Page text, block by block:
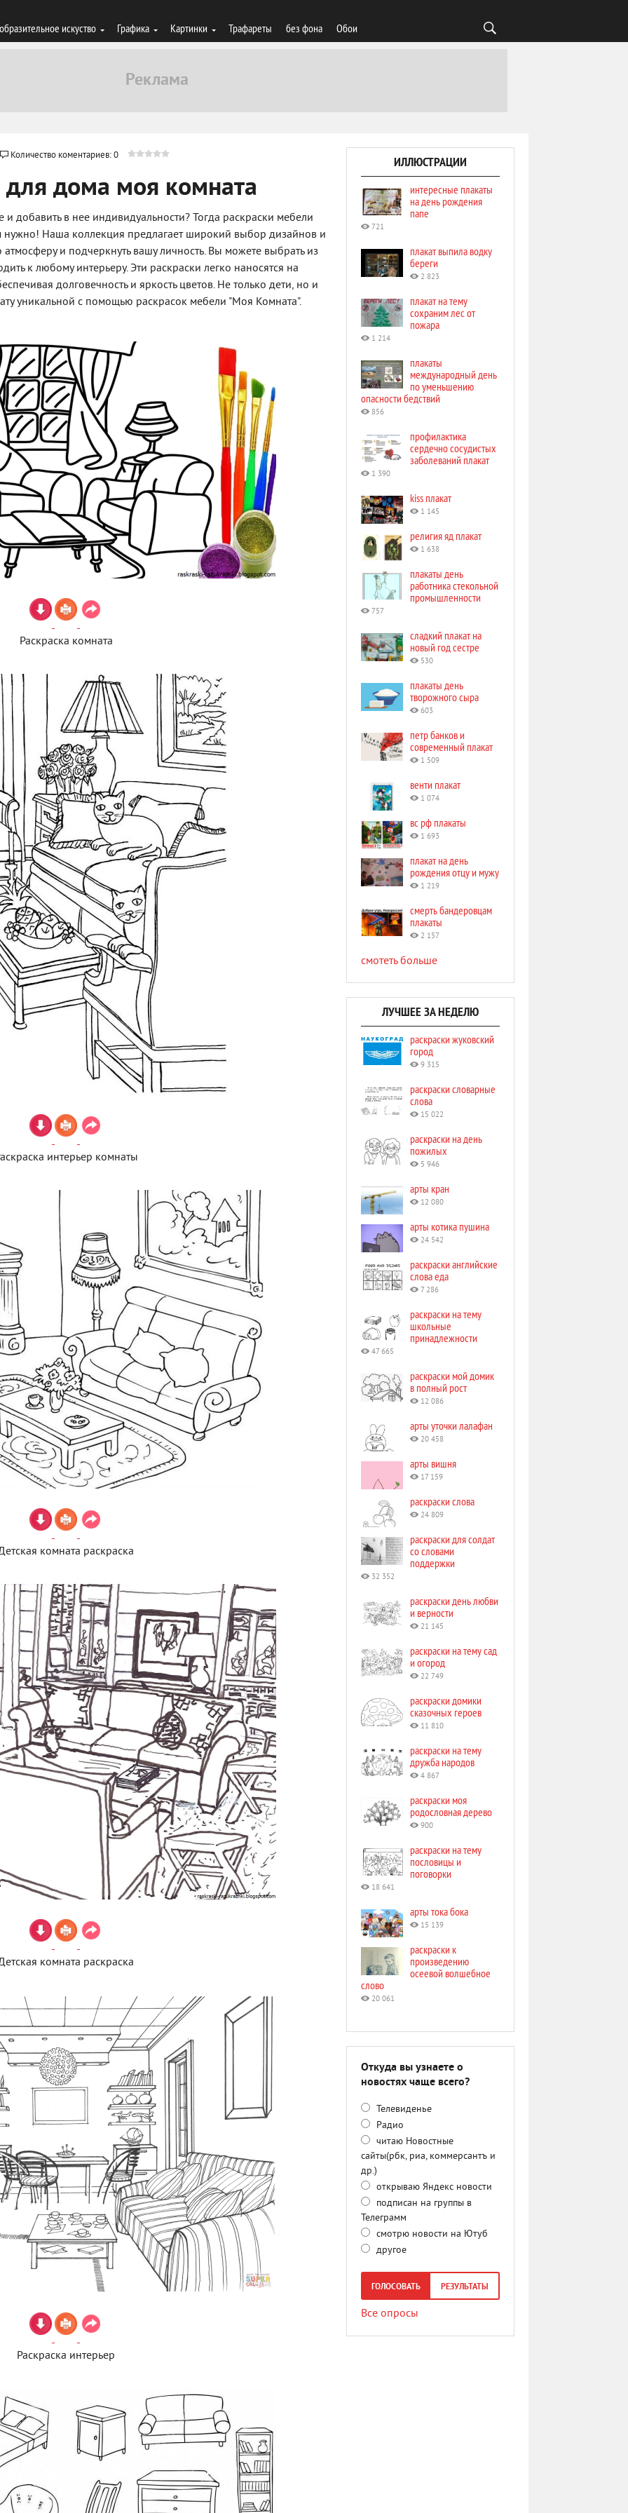
искуство Графика Картинки Трафареты без фона Обои
Количество коментариев: 0
для дома моя комната
добавить в нее индивидуальности? Тогда раскраски мебели
нужно! Наша коллекция предлагает широкий выбор дизайнов и
и подчеркнуть вашу личность. Вы можете выбрать из
к любому интерьеру. Эти раскраски легко наносятся на
долговечность и яркость цветов. Не только дети, но и
уникальной с помощью раскрасок мебели "Моя Комната".
Раскраска комната
интерьер комнаты
комната раскраска
комната раскраска
Раскраска интерьер
ИЛЛЮСТРАЦИИ
интересные плакаты
на день рождения
папе
721
плакат выпила водку
береги
2 823
плакат на тему
сохраним лес от
пожара
1 214
плакаты
международный день
по уменьшению
опасности бедствий
856
профилактика
сердечно сосудистых
заболеваний плакат
1 390
kiss плакат
1 145
религия яд плакат
1 638
плакаты день
работника стекольной
промышленности
757
сладкий плакат на
новый год сестре
530
плакаты день
творожного сыра
603
петр банков и
современный плакат
1 509
венти плакат
1 074
вс рф плакаты
1 693
плакат на день
рождения отцу и мужу
1 219
смерть бандеровцам
плакаты
2 157
смотеть больше
ЛУЧШЕЕ ЗА НЕДЕЛЮ
раскраски жуковский
город
9 315
раскраски словарные
слова
15 022
раскраски на день
пожилых
5 946
арты кран
12 080
арты котика пушина
24 542
раскраски английские
слова еда
7 286
раскраски на тему
школьные
принадлежности
47 665
раскраски мой домик
в полный рост
12 086
арты уточки лалафан
20 458
арты вишня
17 159
раскраски слова
24 809
раскраски для солдат
со словами
поддержки
32 352
раскраски день любви
и верности
21 145
раскраски на тему сад
и огород
22 749
раскраски домики
сказочных героев
11 810
раскраски на тему
дружба народов
4 867
раскраски моя
родословная дерево
900
раскраски на тему
пословицы и
поговорки
18 641
арты тока бока
15 139
раскраски к
произведению
осеевой волшебное
слово
20 061
Откуда вы узнаете о
новостях чаще всего?
Телевиденье
Радио
читаю Новостные
сайты(рбк, риа, коммерсантъ и
др.)
открываю Яндекс новости
подписан на группы в
Телеграмм
смотрю новости на Ютуб
другое
ГОЛОСОВАТЬ РЕЗУЛЬТАТЫ
Все опросы